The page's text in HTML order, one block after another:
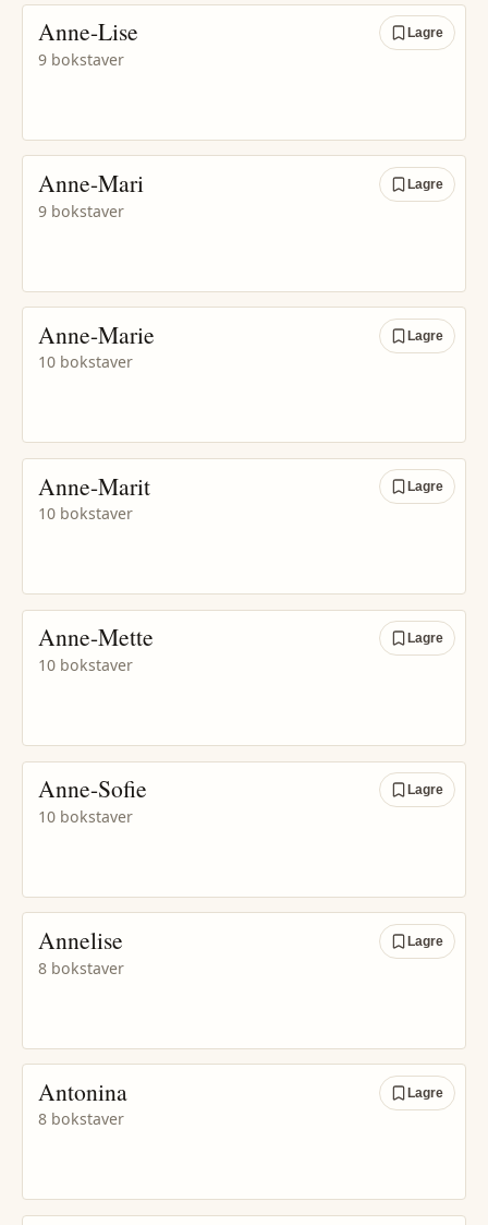
Anne-Lise
9 bokstaver
Lagre
Anne-Mari
9 bokstaver
Lagre
Anne-Marie
10 bokstaver
Lagre
Anne-Marit
10 bokstaver
Lagre
Anne-Mette
10 bokstaver
Lagre
Anne-Sofie
10 bokstaver
Lagre
Annelise
8 bokstaver
Lagre
Antonina
8 bokstaver
Lagre